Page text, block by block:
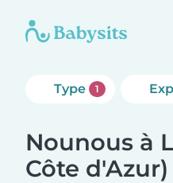
Type 1
Nounous à
Côte d'Azur)